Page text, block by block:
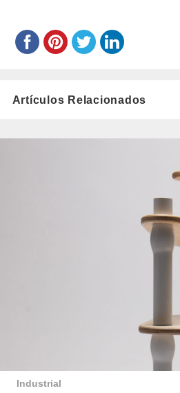
Artículos Relacionados
Industrial